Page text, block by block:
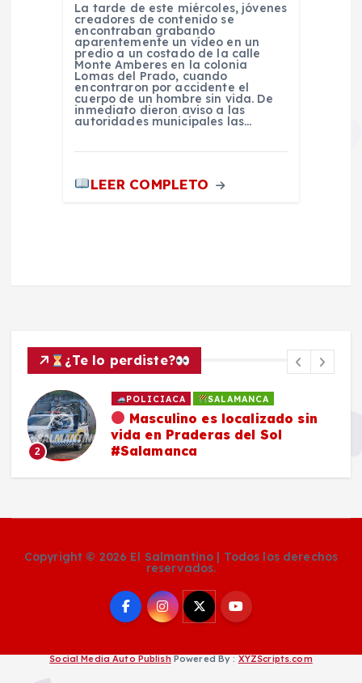
La tarde de este miércoles, jóvenes
creadores de contenido se
encontraban grabando
aparentemente un vídeo en un
predio a un costado de la calle
Monte Amberes en la colonia
Lomas del Prado, cuando
encontraron por accidente el
cuerpo de un hombre sin vida. De
inmediato dieron aviso a las
autoridades municipales las…
LEER COMPLETO
¿Te lo perdiste?
2
POLICIACA SALAMANCA
Masculino es localizado sin
vida en Praderas del Sol
#Salamanca
Copyright © 2026 El Salmantino | Todos los derechos
reservados.
Social Media Auto PublishPowered By :XYZScripts.com